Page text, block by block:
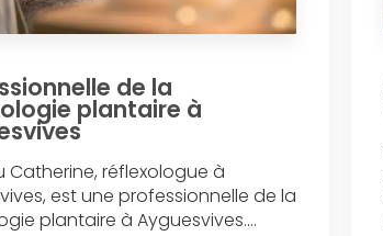
de la
plantaire à
Catherine, réflexologue à
est une professionnelle de la
plantaire à Ayguesvives....